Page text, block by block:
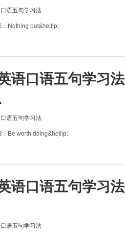
语五句学习法
：Nothing but&hellip;
but love will start to make your
语口语五句学习
语五句学习法
：Be worth doing&hellip;
用法很简单，但事实上很多人不能百分之百
语口语五句学习
语五句学习法